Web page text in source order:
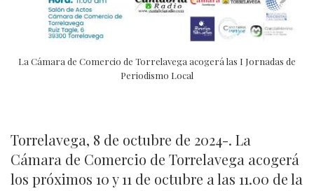
La Cámara de Comercio de Torrelavega acogerá las I Jornadas de
Periodismo Local
Torrelavega, 8 de octubre de 2024-. La
Cámara de Comercio de Torrelavega acogerá
los próximos 10 y 11 de octubre a las 11.00 de la